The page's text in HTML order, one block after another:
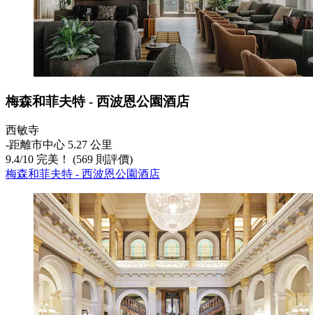
梅森和菲夫特 - 西波恩公園酒店
西敏寺
‐距離市中心 5.27 公里
9.4/10 完美！ (569 則評價)
梅森和菲夫特 - 西波恩公園酒店